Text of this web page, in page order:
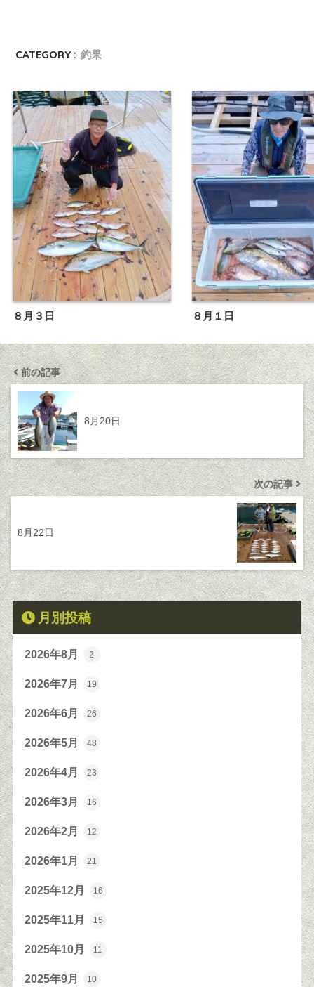
CATEGORY : 釣果
８月３日 ８月１日
前の記事
8月20日
次の記事
8月22日
月別投稿
2026年8月 2
2026年7月 19
2026年6月 26
2026年5月 48
2026年4月 23
2026年3月 16
2026年2月 12
2026年1月 21
2025年12月 16
2025年11月 15
2025年10月 11
2025年9月 10